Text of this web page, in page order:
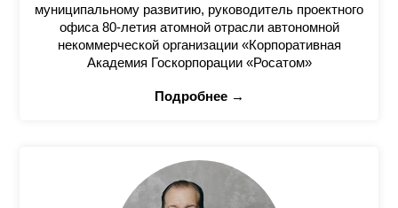
муниципальному развитию, руководитель проектного
офиса 80-летия атомной отрасли автономной
некоммерческой организации «Корпоративная
Академия Госкорпорации «Росатом»
Подробнее →